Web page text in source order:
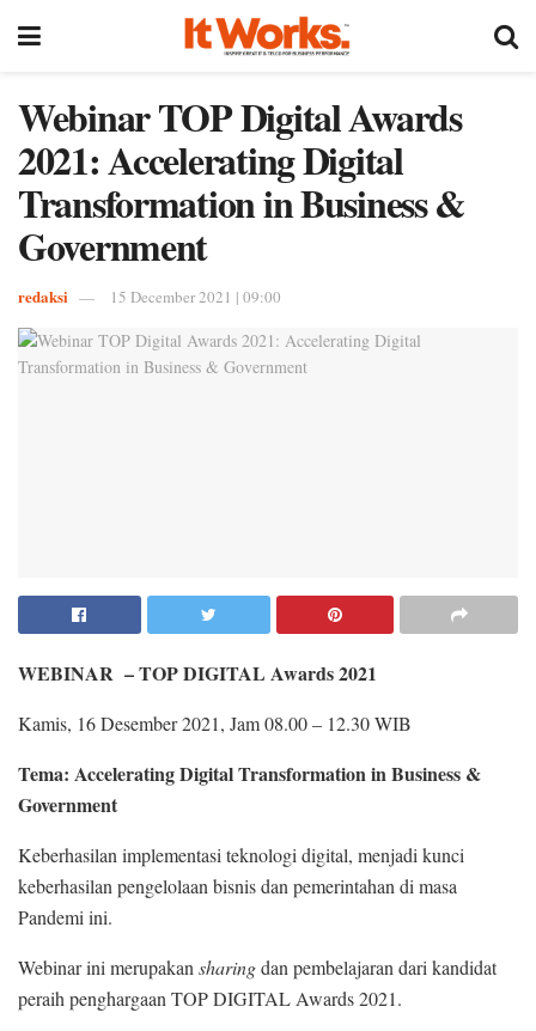
Webinar TOP Digital Awards
2021: Accelerating Digital
Transformation in Business &
Government
redaksi 15 December 2021 | 09:00
WEBINAR – TOP DIGITAL Awards 2021
Kamis, 16 Desember 2021, Jam 08.00 – 12.30 WIB
Tema: Accelerating Digital Transformation in Business &
Government
Keberhasilan implementasi teknologi digital, menjadi kunci
keberhasilan pengelolaan bisnis dan pemerintahan di masa
Pandemi ini.
Webinar ini merupakan sharingdan pembelajaran dari kandidat
peraih penghargaan TOP DIGITAL Awards 2021.